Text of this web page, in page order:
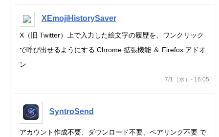
XEmojiHistorySaver
X（旧 Twitter）上で入力した絵文字の履歴を、ワンクリック
で呼び出せるようにする Chrome 拡張機能 ＆ Firefox アドオ
ン
7/1（水）- 16:05
SyntroSend
アカウント作成不要、ダウンロード不要、ペアリング不要 で